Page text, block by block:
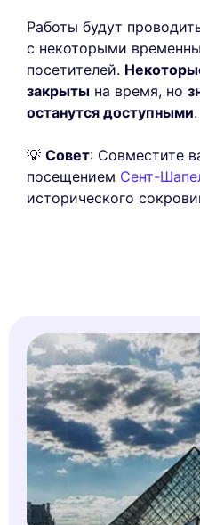
Работы будут
с некоторыми
посетителей.
закрыты на время, но
останутся доступными.
💡 Совет: Совместите
посещением Сент-
исторического